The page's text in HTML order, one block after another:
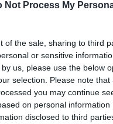
Not Process My
of the sale, sharing to third
or sensitive
us, please use the below
selection. Please note that
you may continue
on personal information
disclosed to third
βοηθειών
Καλό είναι να
για την
ή αναλγητικά